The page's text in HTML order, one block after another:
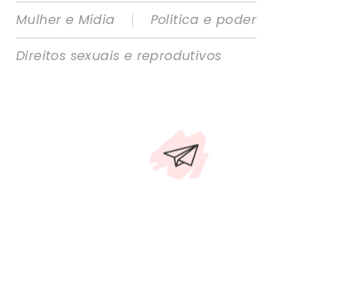
Mulher e Mídia
|
Política e poder
Direitos sexuais e reprodutivos